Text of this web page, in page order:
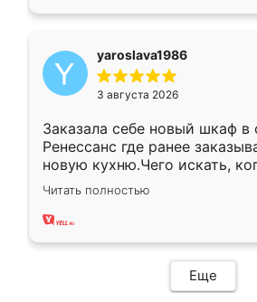
yaroslava1986
3 августа 2026
Заказала себе новый шкаф в
Ренессанс где ранее
новую кухню.Чего искать,
вполне довольна. Служит
два года, нареканий нет.
Читать полностью
Еще